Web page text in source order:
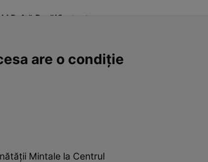
Poftă Bună!Contact
are o condiție
Mintale la Centrul